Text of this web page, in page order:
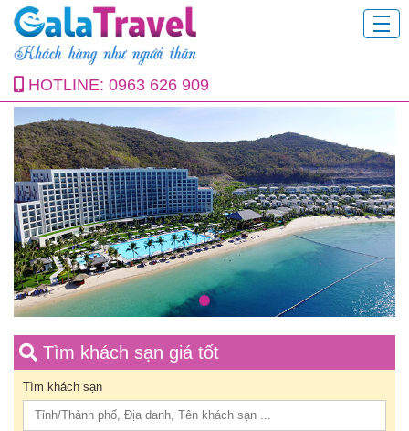
HOTLINE: 0963 626 909
Tìm khách sạn giá tốt
Tìm khách sạn